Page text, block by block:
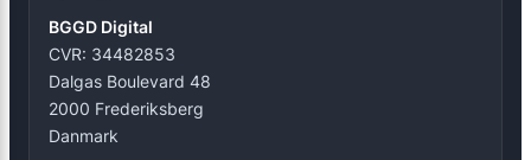
BGGD Digital
CVR: 34482853
Dalgas Boulevard 48
2000 Frederiksberg
Danmark